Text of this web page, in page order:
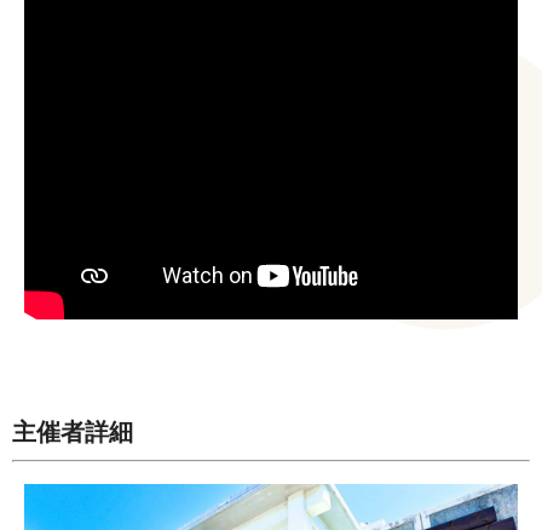
主催者詳細